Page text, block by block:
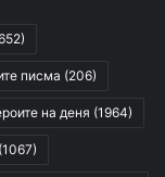
писма (206)
на деня (1964)
(1067)